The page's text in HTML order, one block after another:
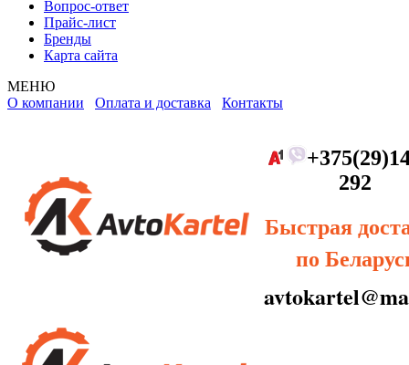
Вопрос-ответ
Прайс-лист
Бренды
Карта сайта
МЕНЮ
О компании Оплата и доставка Контакты
292
Быстрая
по